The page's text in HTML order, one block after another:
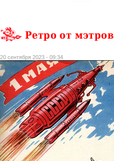
Ретро от мэтров
20 сентября 2023 - 09:34